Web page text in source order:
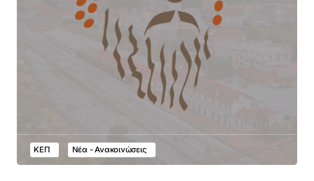
ΚΕΠ Νέα - Ανακοινώσεις